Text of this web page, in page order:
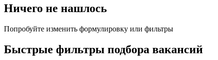
Ничего не нашлось
Попробуйте изменить формулировку или фильтры
Быстрые фильтры подбора вакансий